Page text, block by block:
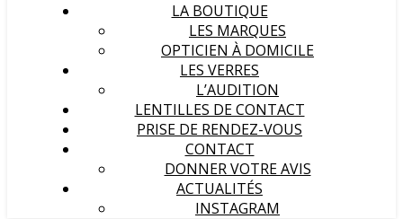
LA BOUTIQUE
LES MARQUES
OPTICIEN À DOMICILE
LES VERRES
L’AUDITION
LENTILLES DE CONTACT
PRISE DE RENDEZ-VOUS
CONTACT
DONNER VOTRE AVIS
ACTUALITÉS
INSTAGRAM